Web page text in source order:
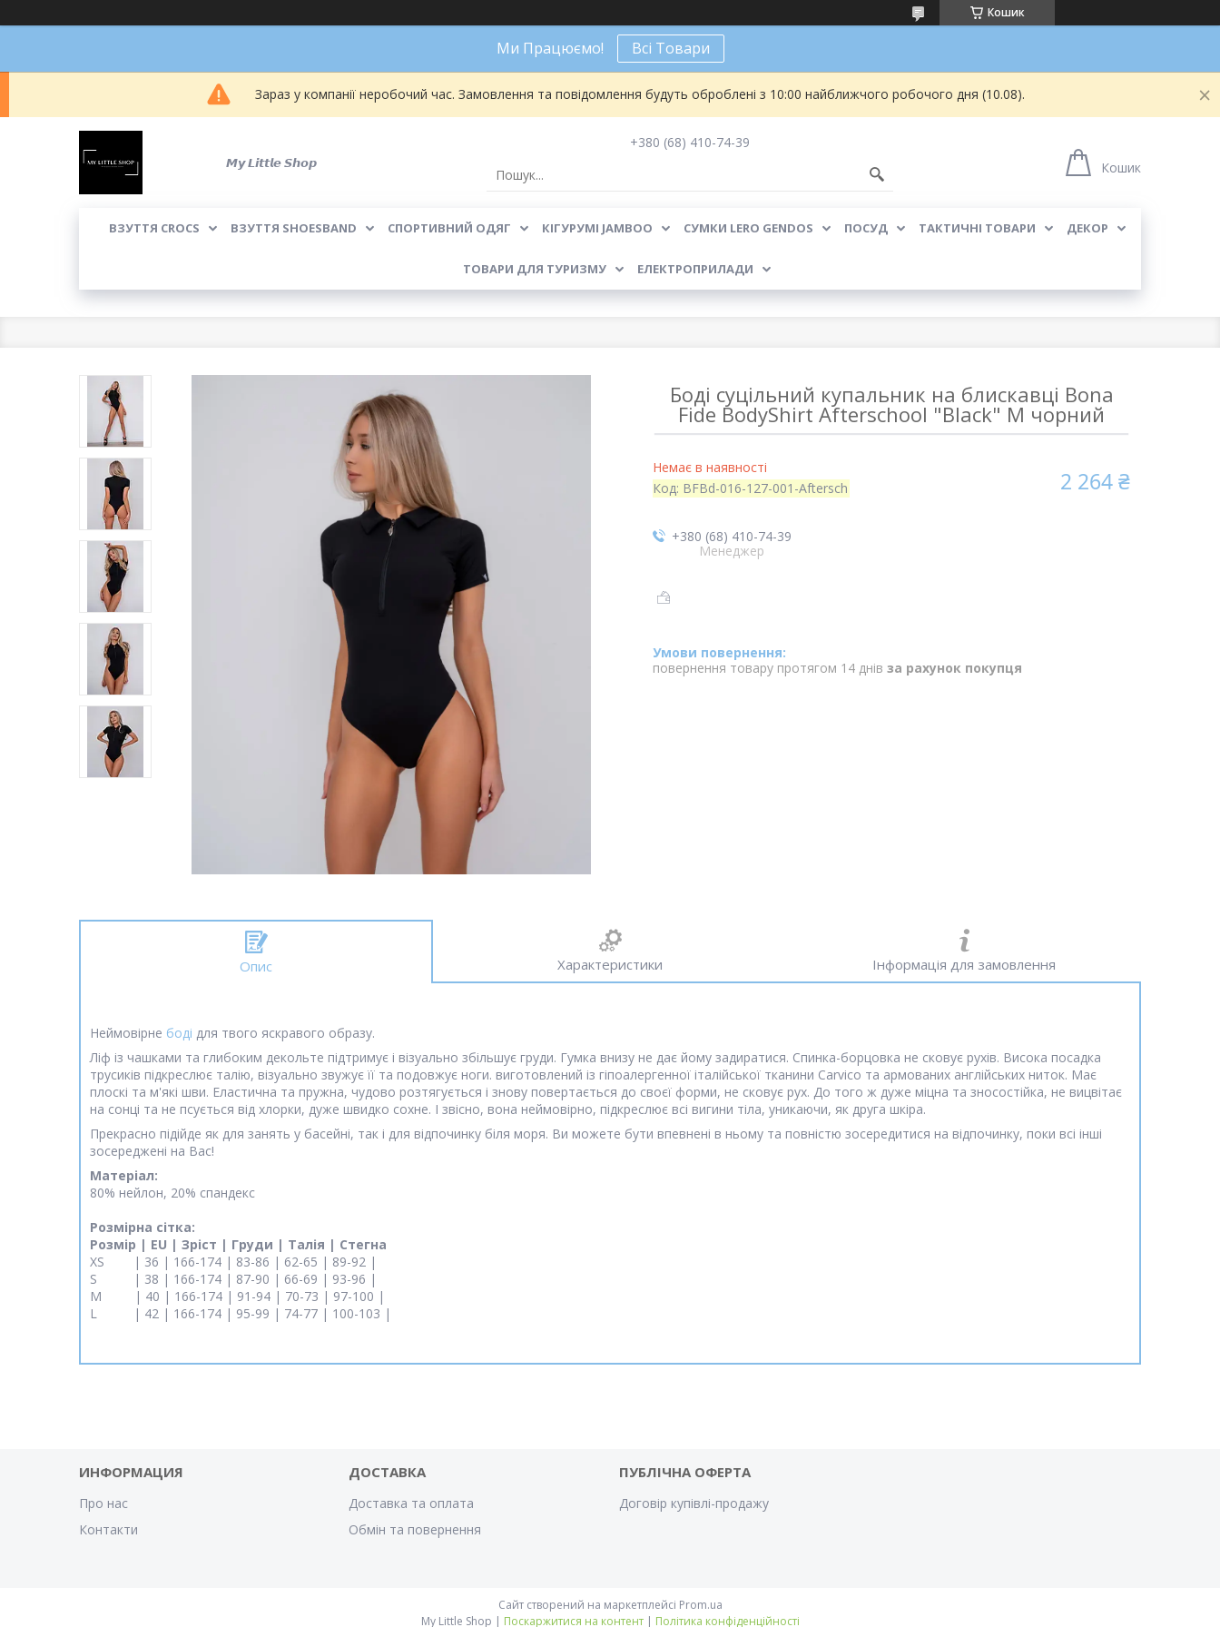
Кошик
Ми Працюємо! Всі Товари
Зараз у компанії неробочий час. Замовлення та повідомлення будуть оброблені з 10:00 найближчого робочого дня (10.08).
𝙈𝙮 𝙇𝙞𝙩𝙩𝙡𝙚 𝙎𝙝𝙤𝙥
+380 (68) 410-74-39
Кошик
ВЗУТТЯ CROCS ВЗУТТЯ SHOESBAND СПОРТИВНИЙ ОДЯГ КІГУРУМІ JAMBOO СУМКИ LERO GENDOS ПОСУД ТАКТИЧНІ ТОВАРИ ДЕКОР
ТОВАРИ ДЛЯ ТУРИЗМУ ЕЛЕКТРОПРИЛАДИ
Боді суцільний купальник на блискавці Bona
Fide BodyShirt Afterschool "Black" M чорний
Немає в наявності
Код: BFBd-016-127-001-Aftersch 2 264 ₴
+380 (68) 410-74-39
Менеджер
повернення товару протягом 14 днів за рахунок покупця
Опис Характеристики Інформація для замовлення
Неймовірне боді для твого яскравого образу.
Ліф із чашками та глибоким декольте підтримує і візуально збільшує груди. Гумка внизу не дає йому задиратися. Спинка-борцовка не сковує рухів. Висока посадка
трусиків підкреслює талію, візуально звужує її та подовжує ноги. виготовлений із гіпоалергенної італійської тканини Carvico та армованих англійських ниток. Має
плоскі та м'які шви. Еластична та пружна, чудово розтягується і знову повертається до своєї форми, не сковує рух. До того ж дуже міцна та зносостійка, не вицвітає
на сонці та не псується від хлорки, дуже швидко сохне. І звісно, вона неймовірно, підкреслює всі вигини тіла, уникаючи, як друга шкіра.
Прекрасно підійде як для занять у басейні, так і для відпочинку біля моря. Ви можете бути впевнені в ньому та повністю зосередитися на відпочинку, поки всі інші
зосереджені на Вас!
Матеріал:
80% нейлон, 20% спандекс
Розмірна сітка:
Розмір | EU | Зріст | Груди | Талія | Стегна
XS | 36 | 166-174 | 83-86 | 62-65 | 89-92 |
S | 38 | 166-174 | 87-90 | 66-69 | 93-96 |
M | 40 | 166-174 | 91-94 | 70-73 | 97-100 |
L | 42 | 166-174 | 95-99 | 74-77 | 100-103 |
ИНФОРМАЦИЯ
Про нас
Контакти
ДОСТАВКА
Доставка та оплата
Обмін та повернення
ПУБЛІЧНА ОФЕРТА
Договір купівлі-продажу
Сайт створений на маркетплейсі Prom.ua
My Little Shop | Поскаржитися на контент | Політика конфіденційності